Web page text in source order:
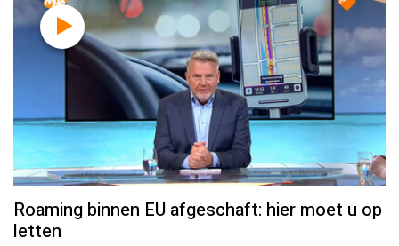
Roaming binnen EU afgeschaft: hier moet u op
letten